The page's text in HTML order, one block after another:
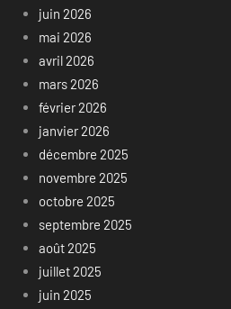
juin 2026
mai 2026
avril 2026
mars 2026
février 2026
janvier 2026
décembre 2025
novembre 2025
octobre 2025
septembre 2025
août 2025
juillet 2025
juin 2025